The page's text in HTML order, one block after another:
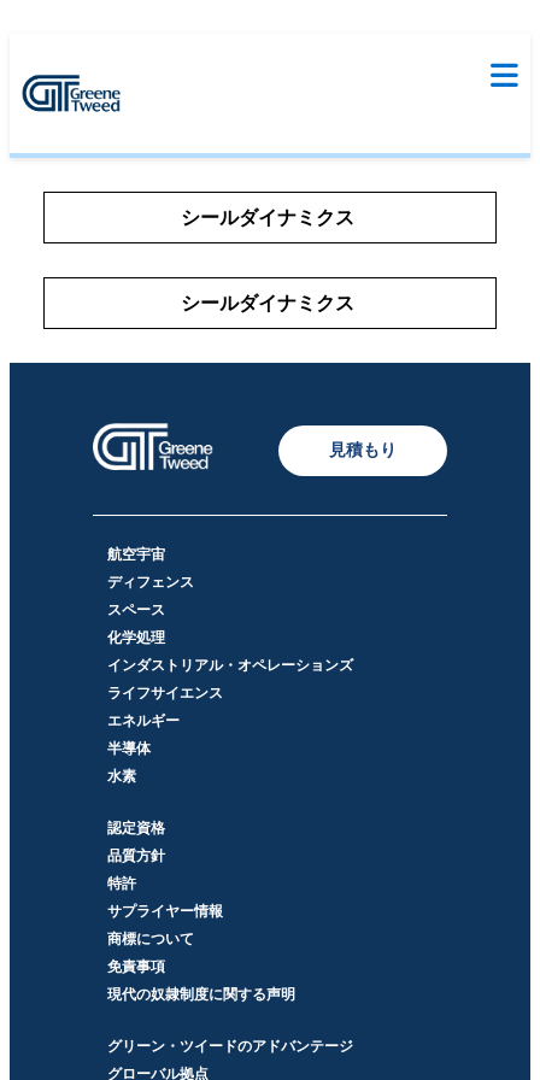
シールダイナミクス
シールダイナミクス
見積もり
航空宇宙
ディフェンス
スペース
化学処理
インダストリアル・オペレーションズ
ライフサイエンス
エネルギー
半導体
水素
認定資格
品質方針
特許
サプライヤー情報
商標について
免責事項
現代の奴隷制度に関する声明
グリーン・ツイードのアドバンテージ
グローバル拠点